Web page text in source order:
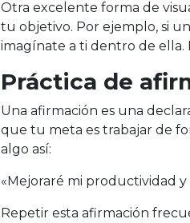
Otra excelente forma de
tu objetivo. Por ejemplo, si
imagínate a ti dentro de ella.
Práctica de
Una afirmación es una
que tu meta es trabajar de
algo así:
«Mejoraré mi productividad
Repetir esta afirmación